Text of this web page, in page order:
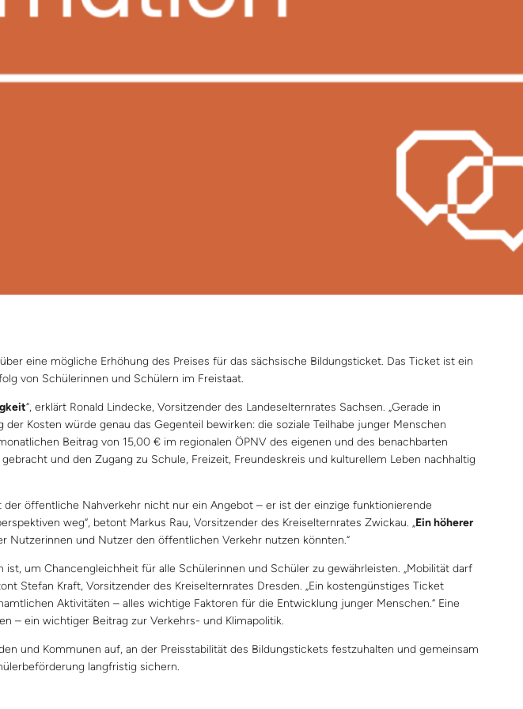
eine mögliche Erhöhung des Preises für das sächsische Bildungsticket. Das Ticket ist ein
von Schülerinnen und Schülern im Freistaat.
“, erklärt Ronald Lindecke, Vorsitzender des Landeselternrates Sachsen. „Gerade in
Kosten würde genau das Gegenteil bewirken: die soziale Teilhabe junger Menschen
Beitrag von 15,00 € im regionalen ÖPNV des eigenen und des benachbarten
und den Zugang zu Schule, Freizeit, Freundeskreis und kulturellem Leben nachhaltig
der öffentliche Nahverkehr nicht nur ein Angebot – er ist der einzige funktionierende
weg“, betont Markus Rau, Vorsitzender des Kreiselternrates Zwickau. „Ein höherer
Nutzerinnen und Nutzer den öffentlichen Verkehr nutzen könnten.“
um Chancengleichheit für alle Schülerinnen und Schüler zu gewährleisten. „Mobilität darf
Stefan Kraft, Vorsitzender des Kreiselternrates Dresden. „Ein kostengünstiges Ticket
Aktivitäten – alles wichtige Faktoren für die Entwicklung junger Menschen.“ Eine
– ein wichtiger Beitrag zur Verkehrs- und Klimapolitik.
und Kommunen auf, an der Preisstabilität des Bildungstickets festzuhalten und gemeinsam
langfristig sichern.